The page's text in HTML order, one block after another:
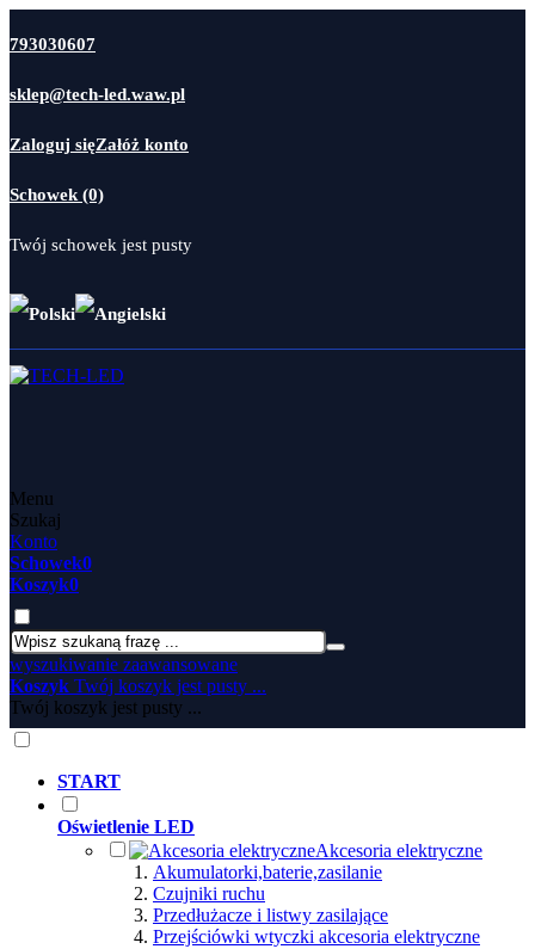
793030607
sklep@tech-led.waw.pl
Zaloguj sięZałóż konto
Schowek (0)
Twój schowek jest pusty
Menu
Szukaj
Konto
Schowek0
Koszyk0
wyszukiwanie zaawansowane
Koszyk Twój koszyk jest pusty ...
Twój koszyk jest pusty ...
START
Oświetlenie LED
Akcesoria elektryczne
Akumulatorki,baterie,zasilanie
Czujniki ruchu
Przedłużacze i listwy zasilające
Przejściówki wtyczki akcesoria elektryczne